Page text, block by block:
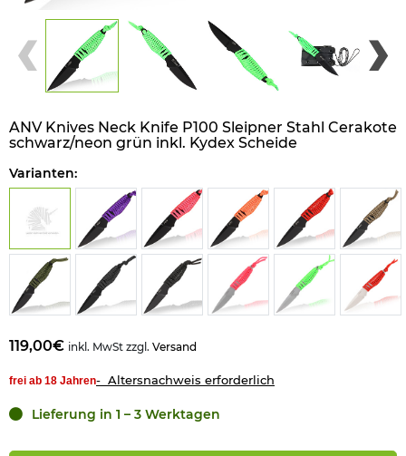
ANV Knives Neck Knife P100 Sleipner Stahl Cerakote
schwarz/neon grün inkl. Kydex Scheide
Varianten:
119,00€ inkl. MwSt zzgl. Versand
frei ab 18 Jahren- Altersnachweis erforderlich
Lieferung in 1 – 3 Werktagen